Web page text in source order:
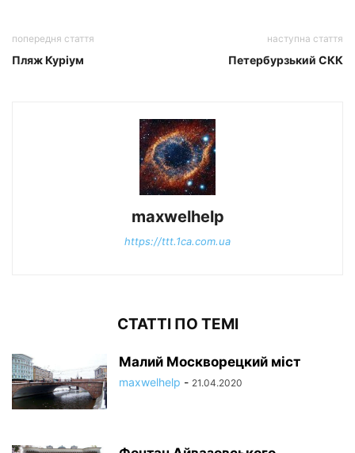
попередня стаття
Пляж Куріум
наступна стаття
Петербурзький СКК
maxwelhelp
https://ttt.1ca.com.ua
СТАТТІ ПО ТЕМІ
Малий Москворецкий міст
maxwelhelp - 21.04.2020